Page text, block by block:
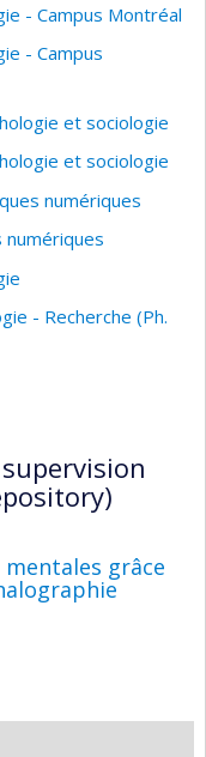
- Campus Montréal
- Campus
et sociologie
et sociologie
numériques
numériques
- Recherche (Ph.
grâce